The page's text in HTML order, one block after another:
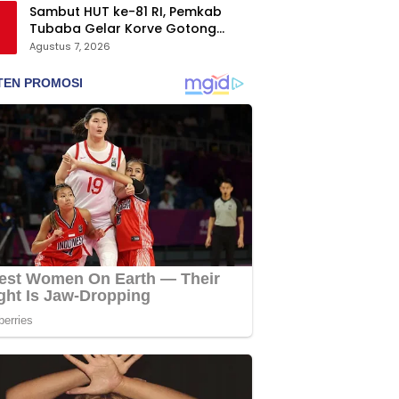
Sambut HUT ke-81 RI, Pemkab
Tubaba Gelar Korve Gotong
Royong dan Bersih-Bersih
Agustus 7, 2026